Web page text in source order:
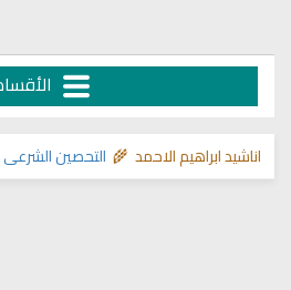
التحصين الشرعيابراهيم الاحمد 🌾